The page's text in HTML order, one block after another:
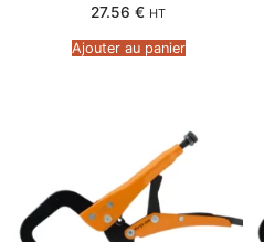
27.56 € HT
Ajouter au panier